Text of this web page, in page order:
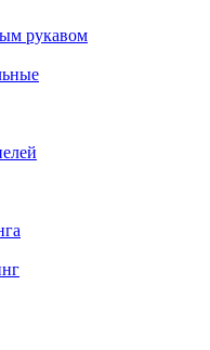
рукавом